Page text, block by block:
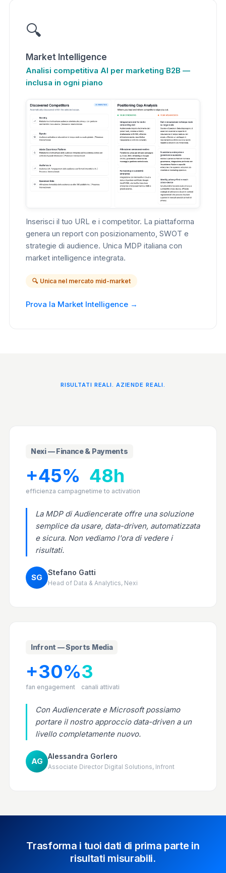
🔍
Market Intelligence
Analisi competitiva AI per marketing B2B —
inclusa in ogni piano
Inserisci il tuo URL e i competitor. La piattaforma
genera un report con posizionamento, SWOT e
strategie di audience. Unica MDP italiana con
market intelligence integrata.
🔍 Unica nel mercato mid-market
Prova la Market Intelligence →
RISULTATI REALI. AZIENDE REALI.
Nexi — Finance & Payments
+45%
efficienza campagne
48h
time to activation
La MDP di Audiencerate offre una soluzione
semplice da usare, data-driven, automatizzata
e sicura. Non vediamo l'ora di vedere i
risultati.
SG Stefano Gatti
Head of Data & Analytics, Nexi
Infront — Sports Media
+30%
fan engagement
3
canali attivati
Con Audiencerate e Microsoft possiamo
portare il nostro approccio data-driven a un
livello completamente nuovo.
AG Alessandra Gorlero
Associate Director Digital Solutions, Infront
Trasforma i tuoi dati di prima parte in
risultati misurabili.